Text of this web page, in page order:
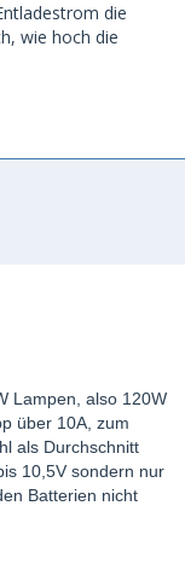
die
wie hoch die
Lampen, also 120W
über 10A, zum
als Durchschnitt
10,5V sondern nur
Batterien nicht